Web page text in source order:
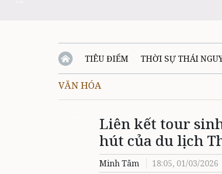
TIÊU ĐIỂM THỜI SỰ THÁI
QUỐC PHÒNG - AN NINH
QUÊ HƯƠNG - ĐẤT NƯỚC QUỐC TẾ
VĂN
VĂN HÓA
Liên kết tour
hút của du lịch
Minh Tâm 18:05, 01/03/2026